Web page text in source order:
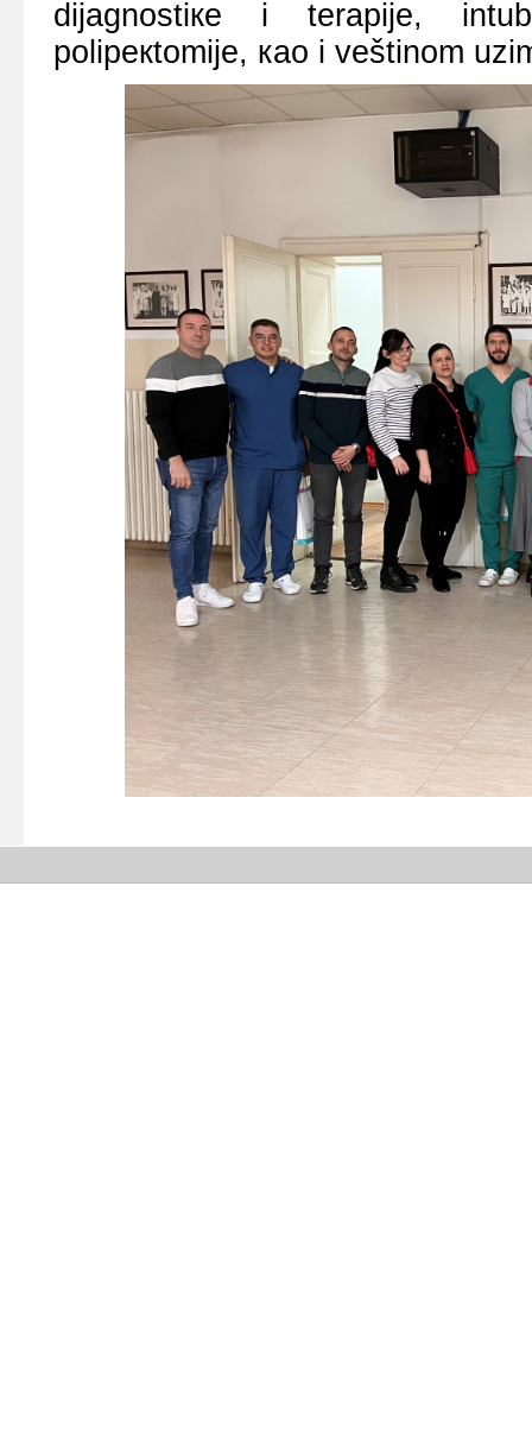
diјаgnоstiке i tеrаpiје,
pоlipекtоmiје, као i vеštinоm